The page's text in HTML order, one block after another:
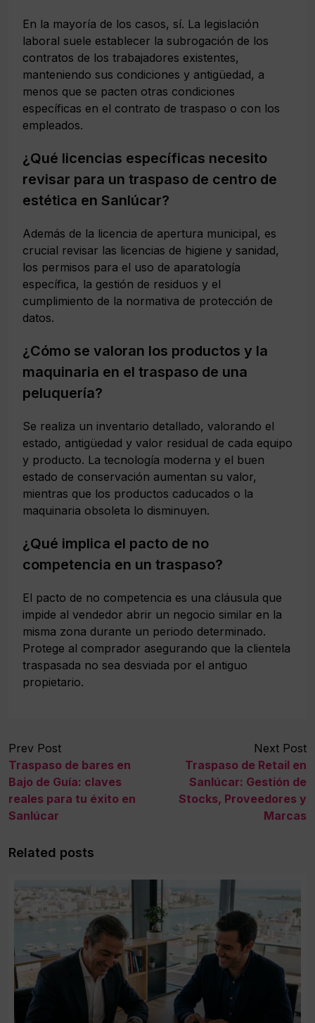
En la mayoría de los casos, sí. La legislación
laboral suele establecer la subrogación de los
contratos de los trabajadores existentes,
manteniendo sus condiciones y antigüedad, a
menos que se pacten otras condiciones
específicas en el contrato de traspaso o con los
empleados.
¿Qué licencias específicas necesito
revisar para un traspaso de centro de
estética en Sanlúcar?
Además de la licencia de apertura municipal, es
crucial revisar las licencias de higiene y sanidad,
los permisos para el uso de aparatología
específica, la gestión de residuos y el
cumplimiento de la normativa de protección de
datos.
¿Cómo se valoran los productos y la
maquinaria en el traspaso de una
peluquería?
Se realiza un inventario detallado, valorando el
estado, antigüedad y valor residual de cada equipo
y producto. La tecnología moderna y el buen
estado de conservación aumentan su valor,
mientras que los productos caducados o la
maquinaria obsoleta lo disminuyen.
¿Qué implica el pacto de no
competencia en un traspaso?
El pacto de no competencia es una cláusula que
impide al vendedor abrir un negocio similar en la
misma zona durante un periodo determinado.
Protege al comprador asegurando que la clientela
traspasada no sea desviada por el antiguo
propietario.
Prev Post
Traspaso de bares en
Bajo de Guía: claves
reales para tu éxito en
Sanlúcar
Next Post
Traspaso de Retail en
Sanlúcar: Gestión de
Stocks, Proveedores y
Marcas
Related posts